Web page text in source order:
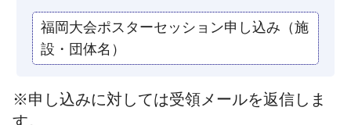
福岡大会ポスターセッション申し込み（施
設・団体名）
※申し込みに対しては受領メールを返信しま
す。